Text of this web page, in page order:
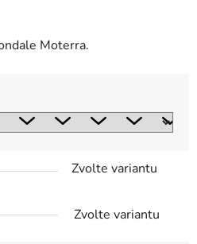
Moterra.
Zvolte variantu
Zvolte variantu